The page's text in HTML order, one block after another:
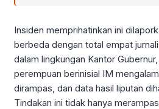
Insiden memprihatinkan ini
berbeda dengan total empat
dalam lingkungan Kantor
perempuan berinisial IM
dirampas, dan data hasil liputan
Tindakan ini tidak hanya